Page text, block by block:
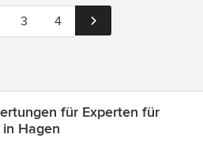
3 4
für Experten für
Hagen